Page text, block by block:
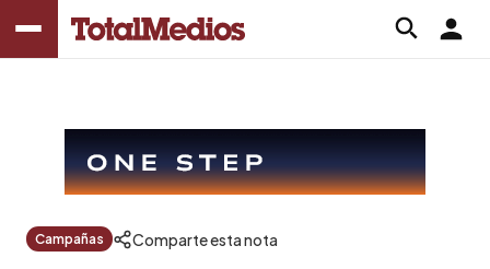
Campañas Comparte esta nota